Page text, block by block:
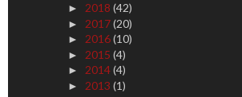
► 2018 (42)
► 2017(20)
► 2016(10)
► 2015 (4)
► 2014(4)
► 2013 (1)